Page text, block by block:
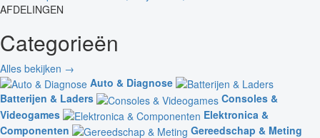
AFDELINGEN
Categorieën
Alles bekijken →
Auto & Diagnose
Batterijen & Laders
Consoles &
Videogames
Elektronica &
Componenten
Gereedschap & Meting